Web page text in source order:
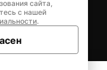
сайта,
с нашей
.